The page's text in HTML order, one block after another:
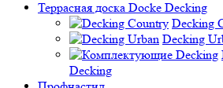
Террасная доска Docke Decking
Decking
Decking
Decking